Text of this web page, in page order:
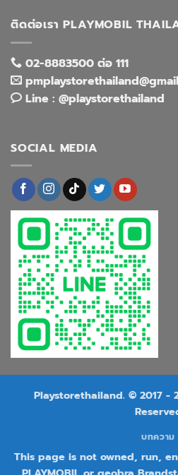
ติดต่อเรา PLAYMOBIL
02-8883500 ต่อ 111
Line : @playstorethailand
SOCIAL MEDIA
Playstorethailand. © 2017 -
บทความ
This page is not owned, run,